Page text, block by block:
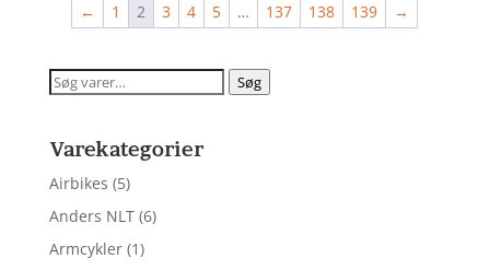
← 1 2 3 4 5 … 137 138 139 →
Søg
Søg
Varekategorier
Airbikes (5)
Anders NLT (6)
Armcykler (1)